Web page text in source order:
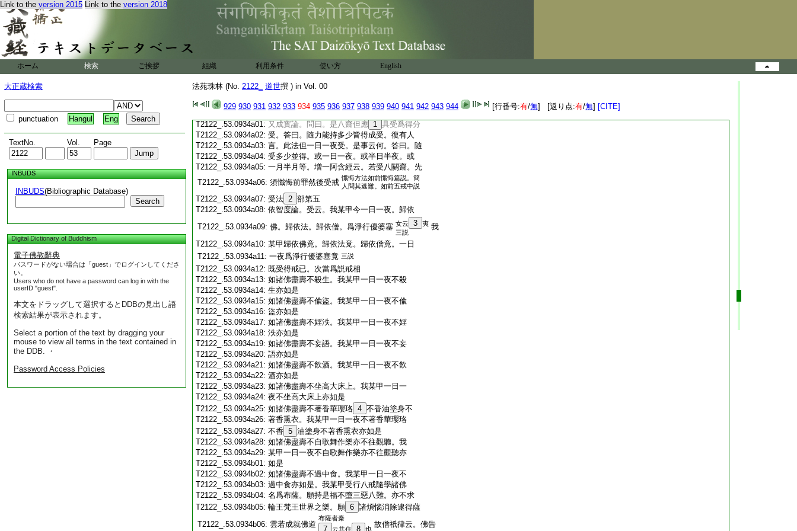
Link to the version 2015 Link to the version 2018
ホーム 検索 ご挨拶 組織 利用条件 使い方 English
大正蔵検索
punctuation Hangul Eng
TextNo. Vol. Page
INBUDS
INBUDS(Bibliographic Database)
Search
Digital Dictionary of Buddhism
電子佛教辭典
パスワードがない場合は「guest」でログインしてくださ
い。
Users who do not have a password can log in with the
userID "guest".
本文をドラッグして選択するとDDBの見出し語
検索結果が表示されます。
Select a portion of the text by dragging your
mouse to view all terms in the text contained in
the DDB. ・
Password Access Policies
法苑珠林 (No. 2122_ 道世撰 ) in Vol. 00
929 930 931 932 933 934 935 936 937 938 939 940 941 942 943 944 [行番号:有/無] [返り点:有/無] [CITE]
T2122_.53.0933c19:如薩婆多論云。若人欲受八戒。先自恣女色。
T2122_.53.0933c20:或作 20
音樂。或貪飮食種種戲笑。如是放逸盡
T2122_.53.0933c21:心故作。然後受戒。不問中前中後皆不得
T2122_.53.0933c22:戒。若無本心受戒。種種放逸。後遇知識即爲
受戒。不問中前中後並得成受
又善生經云。若諸貴人常勅作惡。若欲受齋。
T2122_.53.0933c25:先當宣令所屬之境齋日莫行惡事。如是清
T2122_.53.0933c27:舍論云。若先作意於齋日受者。雖食竟亦得
T2122_.53.0933c28:
T2122_.53.0933c29: 夜不殺等令言論斷絶。莫使與終身戒 21 相亂。
T2122_.53.0934a01: 又成實論。問曰。是八齋但應 1 具受爲得分
T2122_.53.0934a02: 受。答曰。隨力能持多少皆得成受。復有人
T2122_.53.0934a03: 言。此法但一日一夜受。是事云何。答曰。隨
T2122_.53.0934a04: 受多少並得。或一日一夜。或半日半夜。或
T2122_.53.0934a05: 一月半月等。増一阿含經云。若受八關齋。先
T2122_.53.0934a06: 須懺悔前罪然後受戒 懺悔方法如前懺悔篇説。簡
人問其遮難。如前五戒中説
T2122_.53.0934a07: 受法 2 部第五
T2122_.53.0934a08: 依智度論。受云。我某甲今一日一夜。歸依
T2122_.53.0934a09: 佛。歸依法。歸依僧。爲淨行優婆塞 女云 3
夷
三説
我
T2122_.53.0934a10: 某甲歸依佛竟。歸依法竟。歸依僧竟。一日
T2122_.53.0934a11: 一夜爲淨行優婆塞竟 三説
T2122_.53.0934a12: 既受得戒已。次當爲説戒相
T2122_.53.0934a13: 如諸佛盡壽不殺生。我某甲一日一夜不殺
T2122_.53.0934a14: 生亦如是
T2122_.53.0934a15: 如諸佛盡壽不偸盜。我某甲一日一夜不偸
T2122_.53.0934a16: 盜亦如是
T2122_.53.0934a17: 如諸佛盡壽不婬泆。我某甲一日一夜不婬
T2122_.53.0934a18: 泆亦如是
T2122_.53.0934a19: 如諸佛盡壽不妄語。我某甲一日一夜不妄
T2122_.53.0934a20: 語亦如是
T2122_.53.0934a21: 如諸佛盡壽不飮酒。我某甲一日一夜不飮
T2122_.53.0934a22: 酒亦如是
T2122_.53.0934a23: 如諸佛盡壽不坐高大床上。我某甲一日一
T2122_.53.0934a24: 夜不坐高大床上亦如是
T2122_.53.0934a25: 如諸佛盡壽不著香華瓔珞 4 不香油塗身不
T2122_.53.0934a26: 著香熏衣。我某甲一日一夜不著香華瓔珞
T2122_.53.0934a27: 不香 5 油塗身不著香熏衣亦如是
T2122_.53.0934a28: 如諸佛盡壽不自歌舞作樂亦不往觀聽。我
T2122_.53.0934a29: 某甲一日一夜不自歌舞作樂亦不往觀聽亦
T2122_.53.0934b01: 如是
T2122_.53.0934b02: 如諸佛盡壽不過中食。我某甲一日一夜不
T2122_.53.0934b03: 過中食亦如是。我某甲受行八戒隨學諸佛
T2122_.53.0934b04: 名爲布薩。願持是福不墮三惡八難。亦不求
T2122_.53.0934b05: 輪王梵王世界之樂。願 6 諸煩惱消除逮得薩
T2122_.53.0934b06: 雲若成就佛道
布薩者秦
7 云共住 8 也
故僧祇律云。佛告